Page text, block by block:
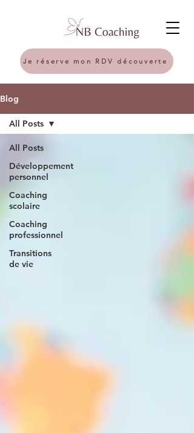
Je réserve mon RDV découverte
Blog
All Posts
Développement
personnel
Coaching
scolaire
Coaching
professionnel
Transitions
de vie
All Posts